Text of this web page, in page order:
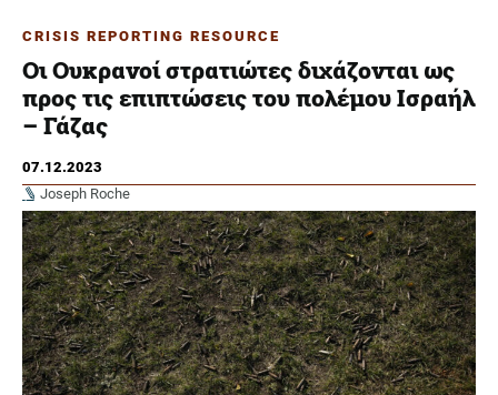
CRISIS REPORTING RESOURCE
Οι Ουκρανοί στρατιώτες διχάζονται ως
προς τις επιπτώσεις του πολέμου Ισραήλ
– Γάζας
07.12.2023
Joseph Roche